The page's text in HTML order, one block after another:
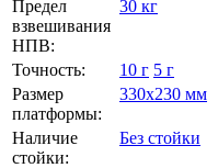
Предел
взвешивания
НПВ:
30 кг
Точность: 10 г 5 г
Размер
платформы:
330х230 мм
Наличие
стойки:
Без стойки